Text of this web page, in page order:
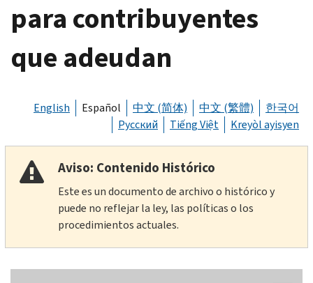
para contribuyentes
que adeudan
English Español 中文 (简体) 中文 (繁體)
한국어
Русский
Tiếng Việt Kreyòl ayisyen
Aviso: Contenido Histórico
Este es un documento de archivo o histórico y
puede no reflejar la ley, las políticas o los
procedimientos actuales.